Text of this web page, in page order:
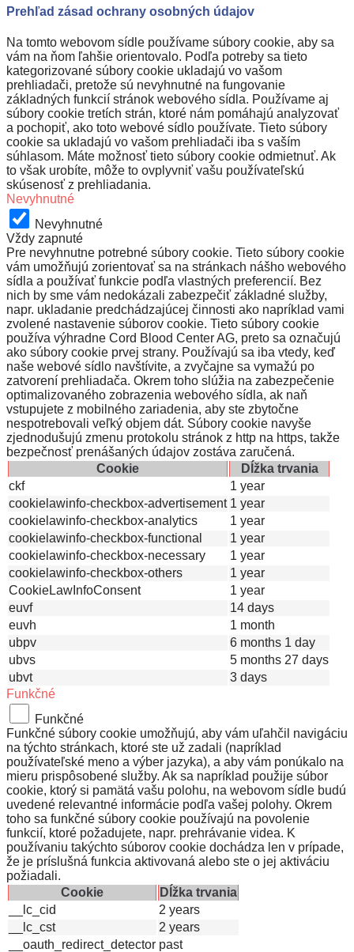
Prehľad zásad ochrany osobných údajov
Na tomto webovom sídle používame súbory cookie, aby sa
vám na ňom ľahšie orientovalo. Podľa potreby sa tieto
kategorizované súbory cookie ukladajú vo vašom
prehliadači, pretože sú nevyhnutné na fungovanie
základných funkcií stránok webového sídla. Používame aj
súbory cookie tretích strán, ktoré nám pomáhajú analyzovať
a pochopiť, ako toto webové sídlo používate. Tieto súbory
cookie sa ukladajú vo vašom prehliadači iba s vaším
súhlasom. Máte možnosť tieto súbory cookie odmietnuť. Ak
to však urobíte, môže to ovplyvniť vašu používateľskú
skúsenosť z prehliadania.
Nevyhnutné
Nevyhnutné
Vždy zapnuté
Pre nevyhnutne potrebné súbory cookie. Tieto súbory cookie
vám umožňujú zorientovať sa na stránkach nášho webového
sídla a používať funkcie podľa vlastných preferencií. Bez
nich by sme vám nedokázali zabezpečiť základné služby,
napr. ukladanie predchádzajúcej činnosti ako napríklad vami
zvolené nastavenie súborov cookie. Tieto súbory cookie
používa výhradne Cord Blood Center AG, preto sa označujú
ako súbory cookie prvej strany. Používajú sa iba vtedy, keď
naše webové sídlo navštívite, a zvyčajne sa vymažú po
zatvorení prehliadača. Okrem toho slúžia na zabezpečenie
optimalizovaného zobrazenia webového sídla, ak naň
vstupujete z mobilného zariadenia, aby ste zbytočne
nespotrebovali veľký objem dát. Súbory cookie navyše
zjednodušujú zmenu protokolu stránok z http na https, takže
bezpečnosť prenášaných údajov zostáva zaručená.
Cookie
Dĺžka trvania
ckf
1 year
cookielawinfo-checkbox-advertisement 1 year
cookielawinfo-checkbox-analytics
1 year
cookielawinfo-checkbox-functional
1 year
cookielawinfo-checkbox-necessary
1 year
cookielawinfo-checkbox-others
1 year
CookieLawInfoConsent
1 year
euvf
14 days
euvh
1 month
ubpv
6 months 1 day
ubvs
5 months 27 days
ubvt
3 days
Funkčné
Funkčné
Funkčné súbory cookie umožňujú, aby vám uľahčil navigáciu
na týchto stránkach, ktoré ste už zadali (napríklad
používateľské meno a výber jazyka), a aby vám ponúkalo na
mieru prispôsobené služby. Ak sa napríklad použije súbor
cookie, ktorý si pamätá vašu polohu, na webovom sídle budú
uvedené relevantné informácie podľa vašej polohy. Okrem
toho sa funkčné súbory cookie používajú na povolenie
funkcií, ktoré požadujete, napr. prehrávanie videa. K
používaniu takýchto súborov cookie dochádza len v prípade,
že je príslušná funkcia aktivovaná alebo ste o jej aktiváciu
požiadali.
Cookie
Dĺžka trvania
__lc_cid
2 years
__lc_cst
2 years
__oauth_redirect_detector past